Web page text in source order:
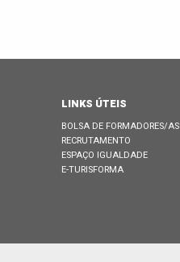
LINKS ÚTEIS
BOLSA DE FORMADORES/AS
RECRUTAMENTO
ESPAÇO IGUALDADE
E-TURISFORMA